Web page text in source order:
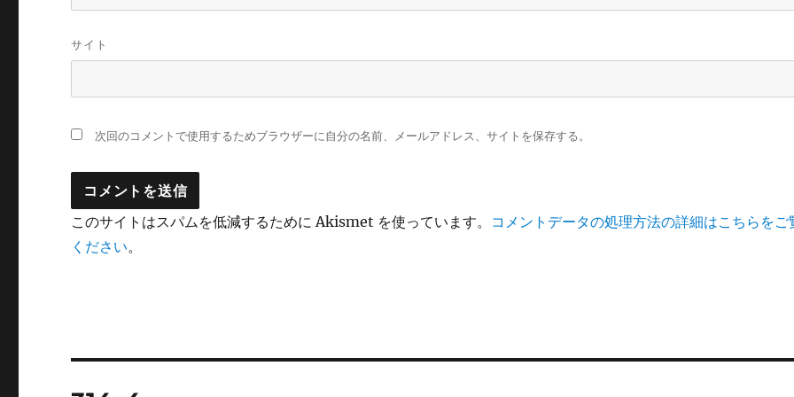
サイト
次回のコメントで使用するためブラウザーに自分の名前、メールアドレス、サイトを保存する。
このサイトはスパムを低減するために Akismet を使っています。 コメントデータの処理方法の詳細はこちらをご
ください。